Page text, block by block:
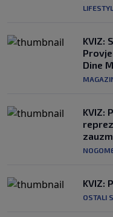
KVIZ:
Dine
KVIZ:
KVIZ:
OSTALI